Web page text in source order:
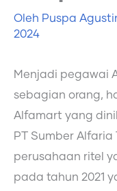
Oleh Puspa
2024
Menjadi pegawai
sebagian orang,
Alfamart yang
PT Sumber Alfaria
perusahaan ritel
pada tahun 2021